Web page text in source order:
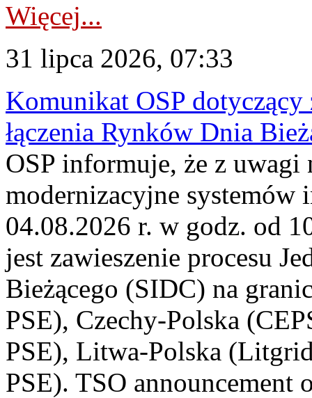
Więcej...
31 lipca 2026, 07:33
Komunikat OSP dotyczący
łączenia Rynków Dnia
OSP informuje, że z uwagi
modernizacyjne
04.08.2026 r. w godz. od
jest zawieszenie procesu
Bieżącego (SIDC) na
PSE), Czechy-Polska
PSE), Litwa-Polska
PSE). TSO announcement